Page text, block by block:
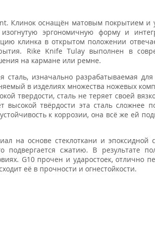
Клинок оснащён матовым покрытием и
эргономичную форму и
клинка в открытом положении
Rike Knife Tulay выполнен в
на кармане или ремне.
сталь, изначально разрабатываемая для
в изделиях множества ножевых
твердости, сталь не теряет своей
твёрдости эта сталь сложнее
к коррозии, она всё же ей
на основе стеклоткани и эпоксидной
подвергается сжатию. В результате
G10 прочен и ударостоек, отлично
её в прочности и огнестойкости.